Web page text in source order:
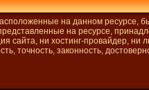
на данном ресурсе,
на ресурсе,
сайта, ни хостинг-провайдер, ни
точность, законность,